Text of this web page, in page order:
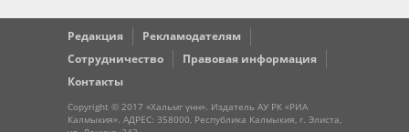
Редакция
Рекламодателям
Сотрудничество
Правовая информация
Контакты
Copyright © 2017 «Хальмг үнн». Издатель АУ РК «РИА
Калмыкия». АДРЕС: 358000, Республика Калмыкия, г. Элиста,